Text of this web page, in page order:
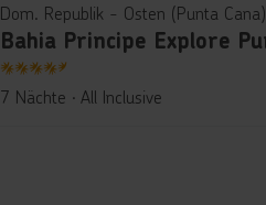
Dom. Republik - Osten (Punta Cana)
4.5
7 Nächte ∙ All Inclusive